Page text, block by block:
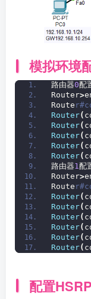
模拟环境
路由器0配
Router>
Route
Router(
Router(
Router(
Router(
Router(
路由器1配
Router>
Route
Router(
Router(
Router(
Router(
Router(
Router(
配置